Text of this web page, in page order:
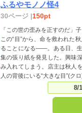
ふるやモノノ怪4
30ページ |150pt
「この世の歪みを正すのだ」
この“目”から、命を救われた
ることになる――。ある日、
集の張り紙を発見した。興味
み入れてしまう。店主は秋人
人の背後にいる“大きな目”(
8/